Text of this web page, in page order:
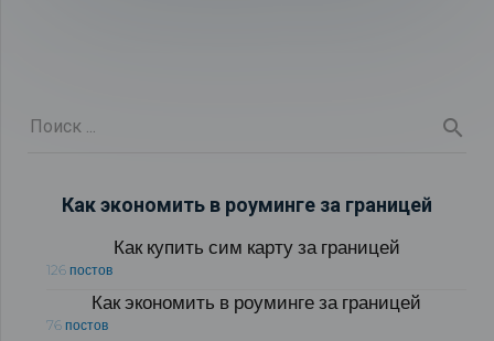
Как экономить в роуминге за границей
Как купить сим карту за границей
126 постов
Как экономить в роуминге за границей
76 постов